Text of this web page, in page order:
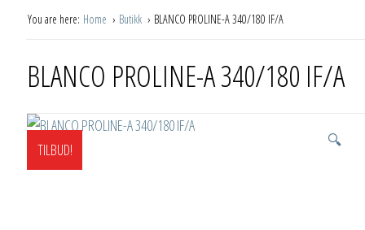
You are here: Home Butikk BLANCO PROLINE-A 340/180 IF/A
BLANCO PROLINE-A 340/180 IF/A
TILBUD!
🔍